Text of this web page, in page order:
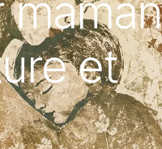
et